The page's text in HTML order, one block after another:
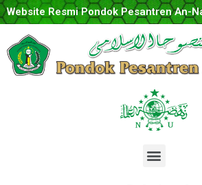
Website Resmi Pondok Pesantren An-